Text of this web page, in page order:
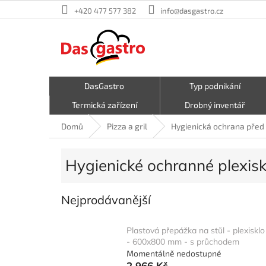
na
+420 477 577 382 info@dasgastro.cz
DasGastro Typ podnikání
Termická zařízení
Drobný inventář
Malé kuchyňské spotřebiče
Kavárna a zmrzlina
Domů Pizza a gril Hygienická ochrana
Hygienické ochranné
Nejprodávanější
Plastová přepážka na stůl - plexisklo
- 600x800 mm - s průchodem
Momentálně nedostupné